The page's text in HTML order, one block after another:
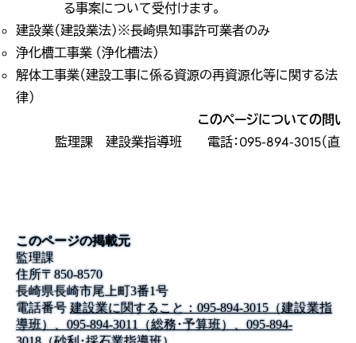
る事案について受付けます。
建設業（建設業法）※長崎県知事許可業者のみ
浄化槽工事業 （浄化槽法）
解体工事業（建設工事に係る資源の再資源化等に関する法
律）
このページについての問い
監理課 建設業指導班 電話：095-894-3015（直通
このページの掲載元
監理課
住所〒850-8570
長崎県長崎市尾上町3番1号
電話番号 建設業に関すること：095-894-3015（建設業指
導班）、095-894-3011（総務･予算班）、095-894-